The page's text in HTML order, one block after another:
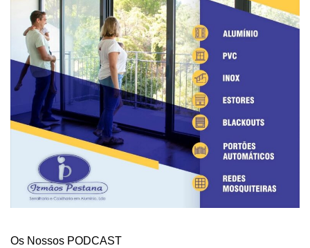
Os Nossos PODCAST